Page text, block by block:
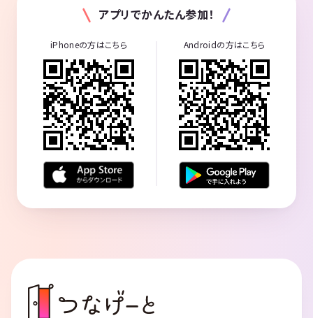
アプリでかんたん参加！
iPhoneの方はこちら Androidの方はこちら